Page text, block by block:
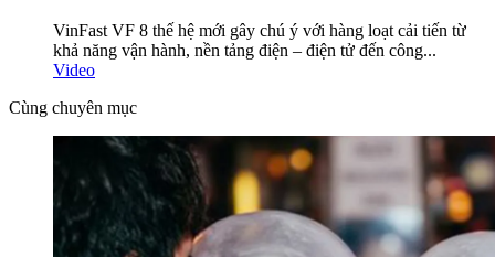
VinFast VF 8 thế hệ mới gây chú ý với hàng loạt cải tiến từ
khả năng vận hành, nền tảng điện – điện tử đến công...
Video
Cùng chuyên mục